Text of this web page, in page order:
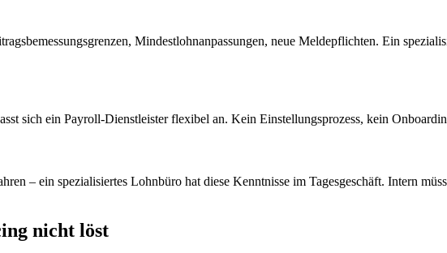
Mindestlohnanpassungen, neue Meldepflichten. Ein
sich ein Payroll-Dienstleister flexibel an. Kein Einstellungsprozess, kein
– ein spezialisiertes Lohnbüro hat diese Kenntnisse im Tagesgeschäft. Intern
nicht löst